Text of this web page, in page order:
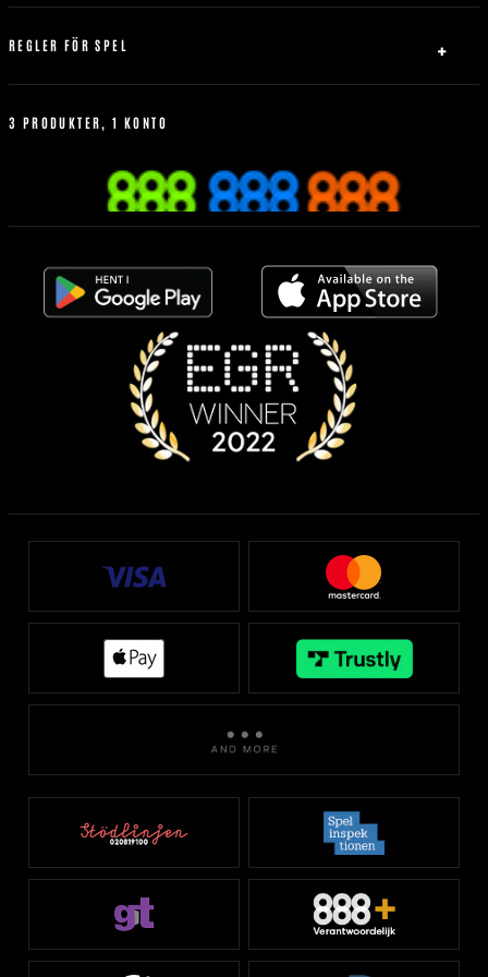
Säkerhet och integritet
Integritetspolicy
Bonus policy
REGLER FÖR SPEL
Regler för spel
3 PRODUKTER, 1 KONTO